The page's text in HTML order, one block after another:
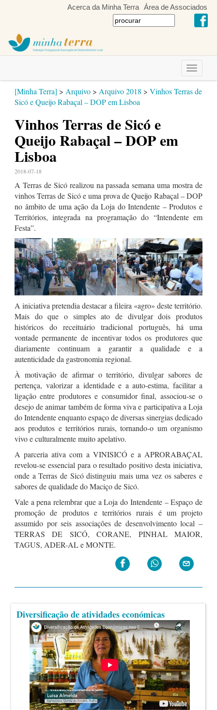
Acerca da Minha Terra Área de Associados
Toggle
[Minha Terra] > Arquivo > Arquivo 2018 > Vinhos Terras de
Sicó e Queijo Rabaçal – DOP em Lisboa
Vinhos Terras de Sicó e
Queijo Rabaçal – DOP em
Lisboa
2018-07-18
A Terras de Sicó realizou na passada semana uma mostra de
vinhos Terras de Sicó e uma prova de Queijo Rabaçal – DOP
no âmbito de uma ação da Loja do Intendente – Produtos e
Territórios, integrada na programação do “Intendente em
Festa”.
A iniciativa pretendia destacar a fileira «agro» deste território.
Mais do que o simples ato de divulgar dois produtos
históricos do receituário tradicional português, há uma
vontade permanente de incentivar todos os produtores que
diariamente continuam a garantir a qualidade e a
autenticidade da gastronomia regional.
À motivação de afirmar o território, divulgar sabores de
pertença, valorizar a identidade e a auto-estima, facilitar a
ligação entre produtores e consumidor final, associou-se o
desejo de animar também de forma viva e participativa a Loja
do Intendente enquanto espaço de diversas sinergias dedicado
aos produtos e territórios rurais, tornando-o um organismo
vivo e culturalmente muito apelativo.
A parceria ativa com a VINISICÓ e a APRORABAÇAL
revelou-se essencial para o resultado positivo desta iniciativa,
onde a Terras de Sicó distinguiu mais uma vez os saberes e
sabores de qualidade do Maciço de Sicó.
Vale a pena relembrar que a Loja do Intendente – Espaço de
promoção de produtos e territórios rurais é um projeto
assumido por seis associações de desenvolvimento local –
TERRAS DE SICÓ, CORANE, PINHAL MAIOR,
TAGUS, ADER-AL e MONTE.
Diversificação de atividades económicas